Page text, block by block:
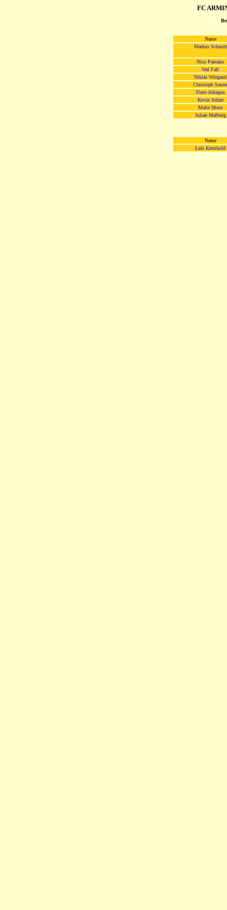
FC
Name
Markus Schmitt
Nico Pantano
Wal Fall
Niklas Wiegand
Christoph Sauter
Piero Adragna
Kevin Selzer
Malte Moos
Julian Malburg
Name
Luis Kersthold